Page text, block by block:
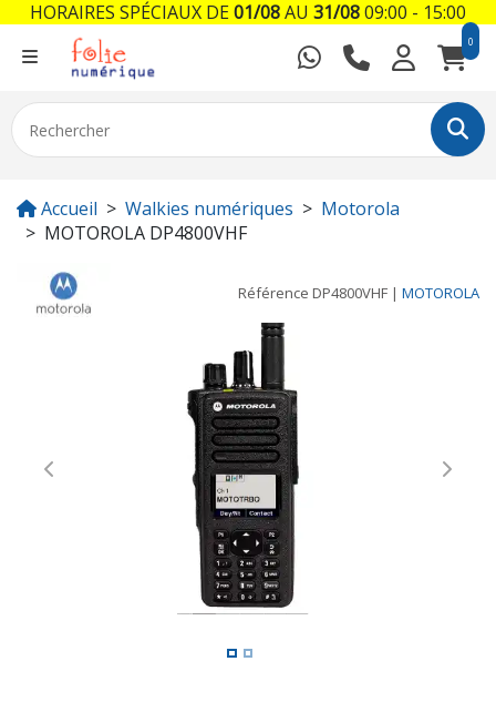
0
Accueil Walkies numériques
Motorola
MOTOROLA DP4800VHF
Référence DP4800VHF | MOTOROLA
Previous Next
HORAIRES SPÉCIAUX DE01/08AU 31/0809:00 - 15:00